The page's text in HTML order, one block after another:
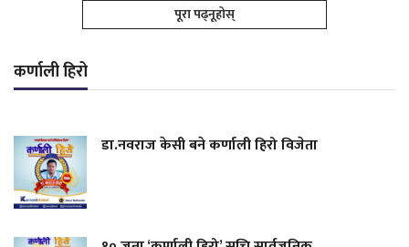
पूरा पढ्नूहोस्
कर्णाली हिरो
डा.नवराज केसी बने कर्णाली हिरो विजेता